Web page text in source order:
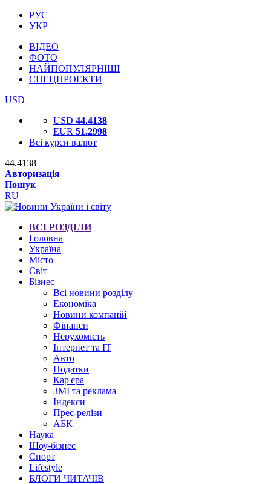
РУС
УКР
ВІДЕО
ФОТО
НАЙПОПУЛЯРНІШІ
СПЕЦПРОЕКТИ
USD
USD 44.4138
EUR 51.2998
Всі курси валют
44.4138
Авторизація
Пошук
RU
ВСІ РОЗДІЛИ
Головна
Україна
Місто
Світ
Бізнес
Всі новини розділу
Економіка
Новини компаній
Фінанси
Нерухомість
Інтернет та IT
Авто
Податки
Кар'єра
ЗМІ та реклама
Індекси
Прес-релізи
АБК
Наука
Шоу-бізнес
Спорт
Lifestyle
БЛОГИ ЧИТАЧІВ